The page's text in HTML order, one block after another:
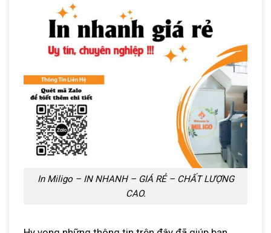
In Miligo – IN NHANH – GIÁ RẺ – CHẤT LƯỢNG
CAO.